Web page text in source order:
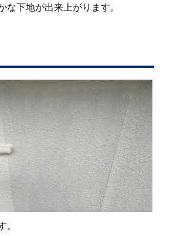
な下地が出来上がります。